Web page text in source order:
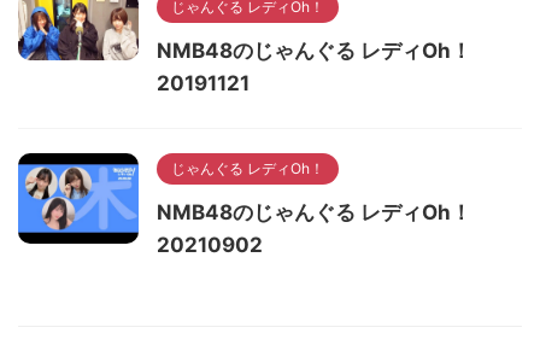
じゃんぐる レディOh！
NMB48のじゃんぐる レディOh！
20191121
じゃんぐる レディOh！
NMB48のじゃんぐる レディOh！
20210902